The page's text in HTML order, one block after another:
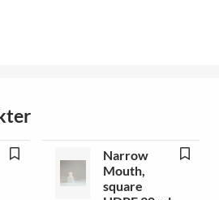
Narrow
Mouth,
square